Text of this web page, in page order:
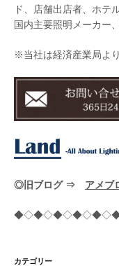
ド、店舗出店者、ホテ
国内主要照明メーカー
※当社は経済産業局よ
◎旧ブログ ⇒ アメブ
カテゴリー